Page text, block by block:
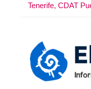
Tenerife, CDAT